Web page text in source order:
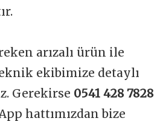
arızalı ürün ile
ekibimize detaylı
Gerekirse 0541 428 7828
hattımızdan bize